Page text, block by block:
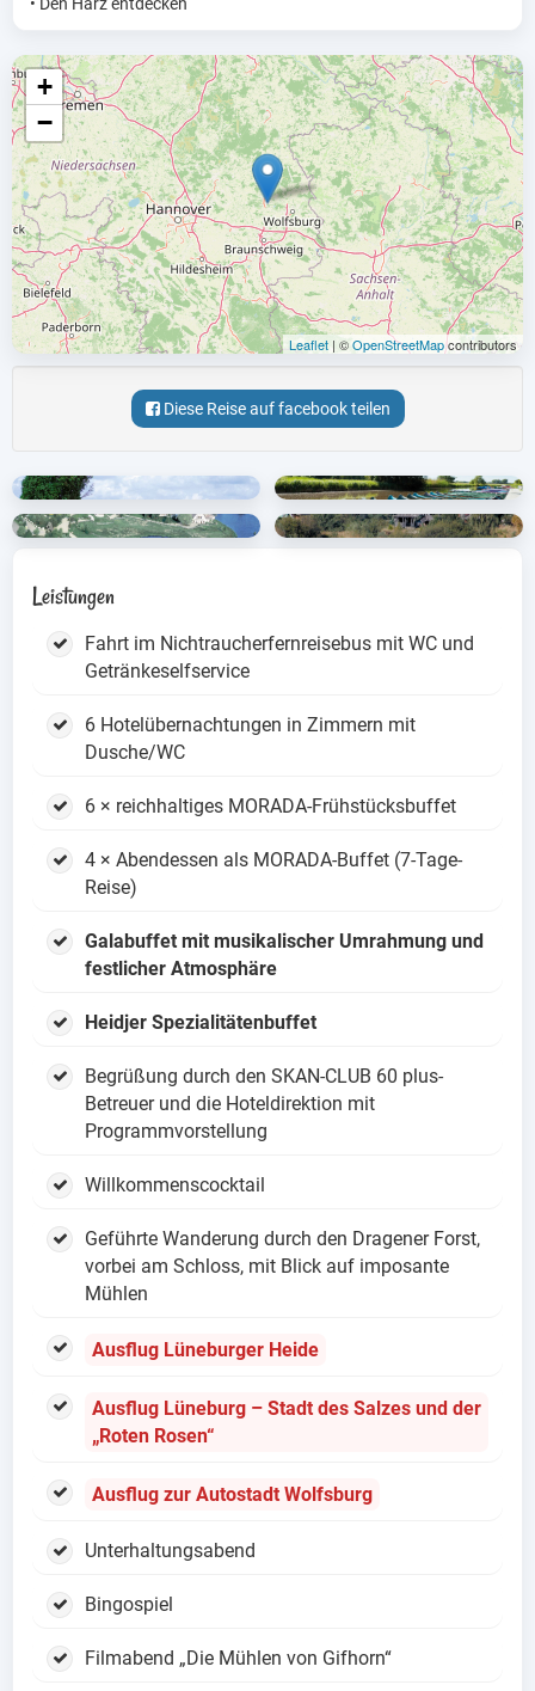
+
−
Leaflet | ©OpenStreetMapcontributors
Diese Reise auf facebook teilen
Leistungen
Fahrt im Nichtraucherfernreisebus mit WC und
Getränkeselfservice
6 Hotelübernachtungen in Zimmern mit
Dusche/WC
6 × reichhaltiges MORADA-Frühstücksbuffet
4 × Abendessen als MORADA-Buffet (7-Tage-
Reise)
Galabuffet mit musikalischer Umrahmung und
festlicher Atmosphäre
Heidjer Spezialitätenbuffet
Begrüßung durch den SKAN-CLUB 60 plus-
Betreuer und die Hoteldirektion mit
Programmvorstellung
Willkommenscocktail
Geführte Wanderung durch den Dragener Forst,
vorbei am Schloss, mit Blick auf imposante
Mühlen
Ausflug Lüneburger Heide
Ausflug Lüneburg – Stadt des Salzes und der
„Roten Rosen“
Ausflug zur Autostadt Wolfsburg
Unterhaltungsabend
Bingospiel
Filmabend „Die Mühlen von Gifhorn“